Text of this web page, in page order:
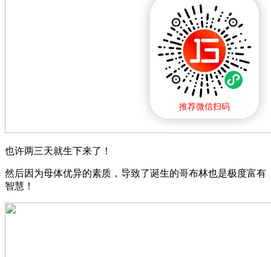
推荐微信扫码
也许两三天就生下来了！
然后因为母体优异的素质，导致了诞生的哥布林也是极度富有
智慧！